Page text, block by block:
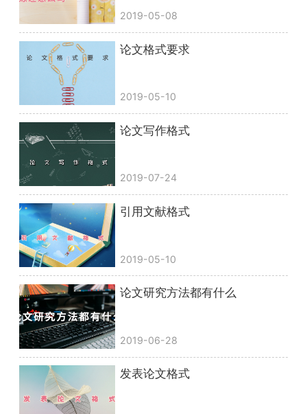
2019-05-08
论文格式要求
2019-05-10
论文写作格式
2019-07-24
引用文献格式
2019-05-10
论文研究方法都有什么
2019-06-28
发表论文格式